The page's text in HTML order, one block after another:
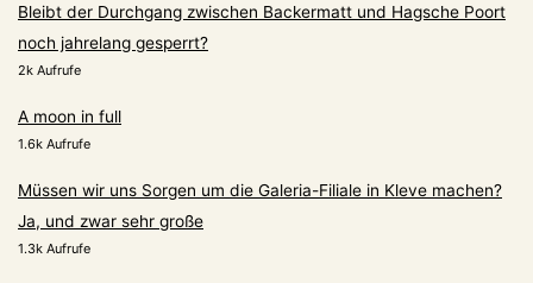
Bleibt der Durchgang zwischen Backermatt und Hagsche Poort
noch jahrelang gesperrt?
2k Aufrufe
A moon in full
1.6k Aufrufe
Müssen wir uns Sorgen um die Galeria-Filiale in Kleve machen?
Ja, und zwar sehr große
1.3k Aufrufe